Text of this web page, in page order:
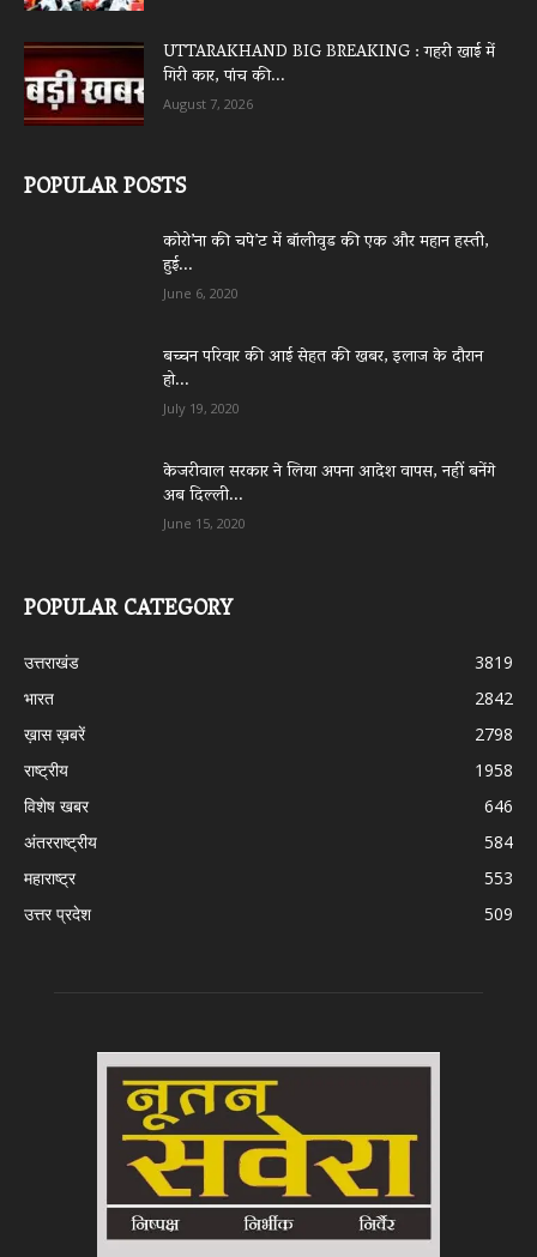
UTTARAKHAND BIG BREAKING : गहरी खाई में
गिरी कार, पांच की...
August 7, 2026
POPULAR POSTS
कोरो’ना की चपे’ट में बॉलीवुड की एक और महान हस्ती,
हुई...
June 6, 2020
बच्चन परिवार की आई सेहत की खबर, इलाज के दौरान
हो...
July 19, 2020
केजरीवाल सरकार ने लिया अपना आदेश वापस, नहीं बनेंगे
अब दिल्ली...
June 15, 2020
POPULAR CATEGORY
उत्तराखंड
3819
भारत
2842
ख़ास ख़बरें
2798
राष्ट्रीय
1958
विशेष खबर
646
अंतरराष्ट्रीय
584
महाराष्ट्र
553
उत्तर प्रदेश
509